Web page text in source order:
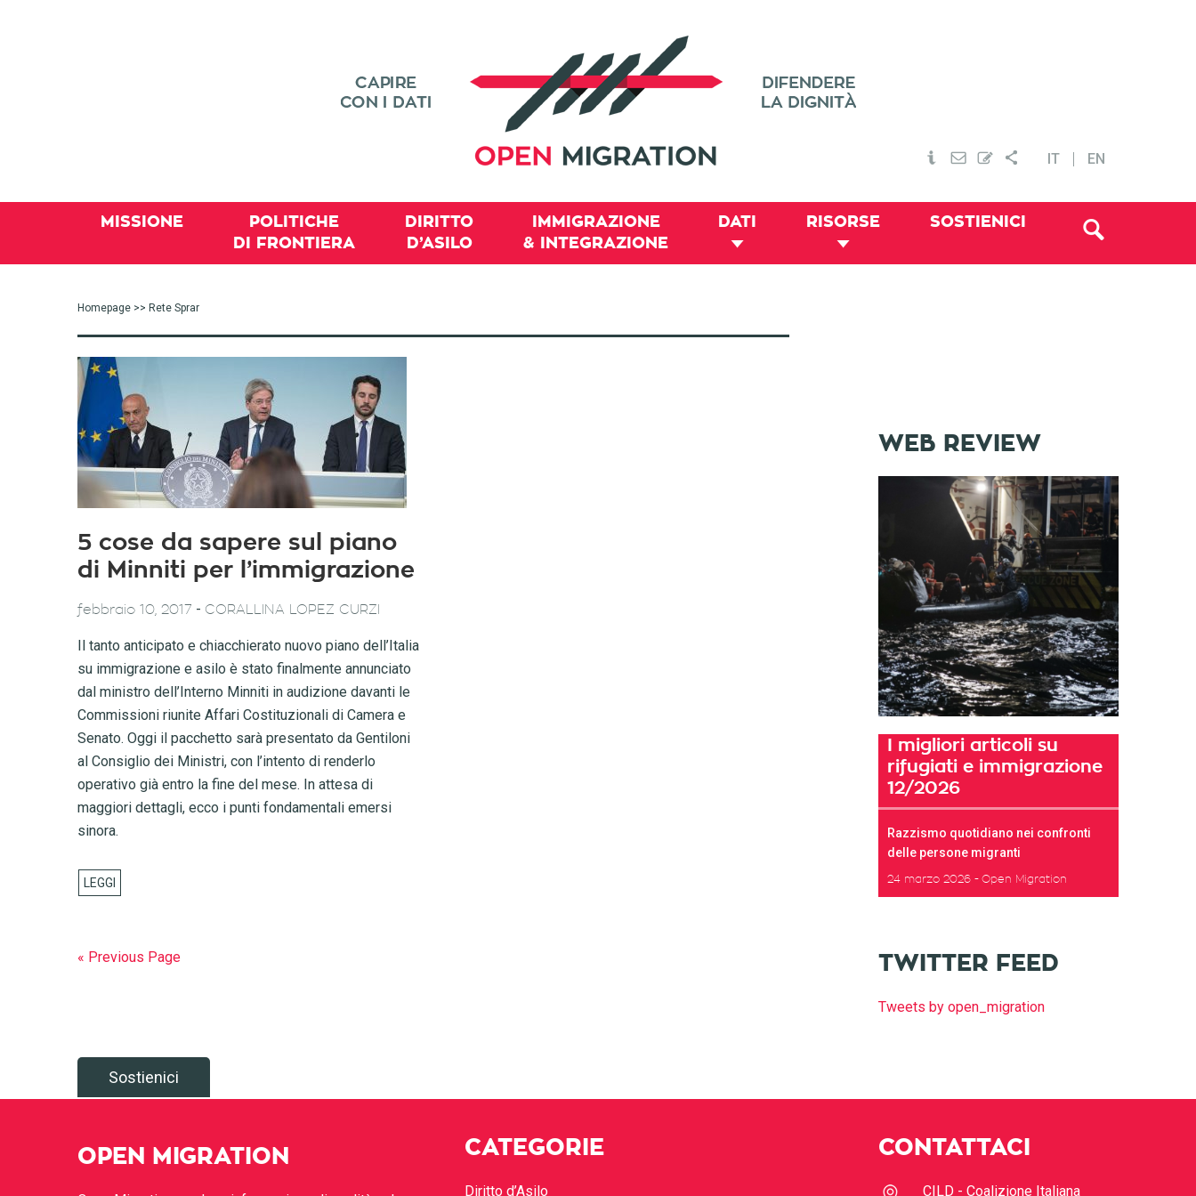
IT EN
MISSIONE
POLITICHE
DI FRONTIERA
DIRITTO
D’ASILO
IMMIGRAZIONE
& INTEGRAZIONE
DATI RISORSE SOSTIENICI
Homepage >> Rete Sprar
5 cose da sapere sul piano
di Minniti per l’immigrazione
febbraio 10, 2017 - CORALLINA LOPEZ CURZI
Il tanto anticipato e chiacchierato nuovo piano dell’Italia
su immigrazione e asilo è stato finalmente annunciato
dal ministro dell’Interno Minniti in audizione davanti le
Commissioni riunite Affari Costituzionali di Camera e
Senato. Oggi il pacchetto sarà presentato da Gentiloni
al Consiglio dei Ministri, con l’intento di renderlo
operativo già entro la fine del mese. In attesa di
maggiori dettagli, ecco i punti fondamentali emersi
sinora.
« Previous Page
WEB REVIEW
I migliori articoli su
rifugiati e immigrazione
12/2026
Razzismo quotidiano nei confronti
delle persone migranti
24 marzo 2026 Open Migration
TWITTER FEED
Tweets by open_migration
Sostienici
OPEN MIGRATION CATEGORIE
Diritto d’Asilo
CONTATTACI
CILD - Coalizione Italiana